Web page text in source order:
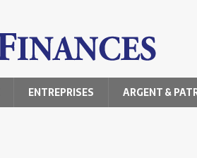
ENTREPRISES ARGENT &